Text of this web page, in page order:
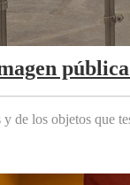
de los objetos que